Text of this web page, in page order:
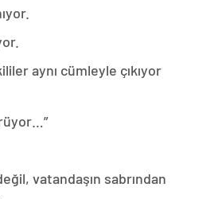
aynı cümleyle çıkıyor
vatandaşın sabrından